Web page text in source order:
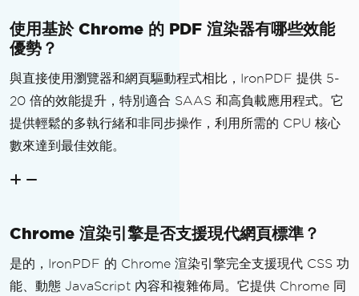
使用基於 Chrome 的 PDF 渲染器有哪些效能
優勢？
與直接使用瀏覽器和網頁驅動程式相比，IronPDF 提供 5-
20 倍的效能提升，特別適合 SAAS 和高負載應用程式。它
提供輕鬆的多執行緒和非同步操作，利用所需的 CPU 核心
數來達到最佳效能。
Chrome 渲染引擎是否支援現代網頁標準？
是的，IronPDF 的 Chrome 渲染引擎完全支援現代 CSS 功
能、動態 JavaScript 內容和複雜佈局。它提供 Chrome 同